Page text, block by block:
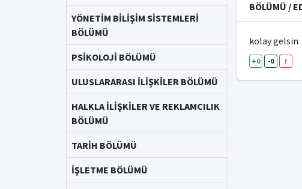
YÖNETİM BİLİŞİM SİSTEMLERİ
BÖLÜMÜ
PSİKOLOJİ BÖLÜMÜ
ULUSLARARASI İLİŞKİLER BÖLÜMÜ
HALKLA İLİŞKİLER VE REKLAMCILIK
BÖLÜMÜ
TARİH BÖLÜMÜ
İŞLETME BÖLÜMÜ
BÖLÜMÜ /
kolay gelsin
+0 -0 !